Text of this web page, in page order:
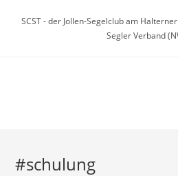
InhaltSCST - der Jollen-Segelclub am
Segler Verband
#schulung